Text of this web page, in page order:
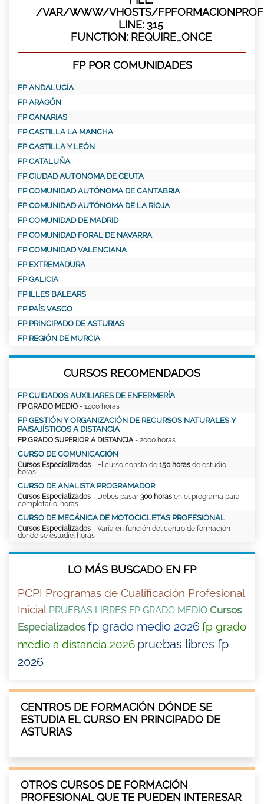
/VAR/WWW/VHOSTS/
LINE: 315
FUNCTION: REQUIRE_ONCE
FP POR COMUNIDADES
FP ANDALUCÍA
FP ARAGÓN
FP CANARIAS
FP CASTILLA LA MANCHA
FP CASTILLA Y LEÓN
FP CATALUÑA
FP CIUDAD AUTONOMA DE CEUTA
FP COMUNIDAD AUTÓNOMA DE CANTABRIA
FP COMUNIDAD AUTÓNOMA DE LA RIOJA
FP COMUNIDAD DE MADRID
FP COMUNIDAD FORAL DE NAVARRA
FP COMUNIDAD VALENCIANA
FP EXTREMADURA
FP GALICIA
FP ILLES BALEARS
FP PAÍS VASCO
FP PRINCIPADO DE ASTURIAS
FP REGIÓN DE MURCIA
CURSOS RECOMENDADOS
FP CUIDADOS AUXILIARES DE ENFERMERÍA
FP GRADO MEDIO - 1400 horas
FP GESTIÓN Y ORGANIZACIÓN DE RECURSOS NATURALES Y
PAISAJÍSTICOS A DISTANCIA
FP GRADO SUPERIOR A DISTANCIA - 2000 horas
CURSO DE COMUNICACIÓN
Cursos Especializados - El curso consta de 150 horas de estudio.
horas
CURSO DE ANALISTA PROGRAMADOR
Cursos Especializados - Debes pasar 300 horas en el programa para
completarlo. horas
CURSO DE MECÁNICA DE MOTOCICLETAS PROFESIONAL
Cursos Especializados - Varía en función del centro de formación
donde se estudie. horas
LO MÁS BUSCADO EN FP
PCPI Programas de Cualificación Profesional
Inicial PRUEBAS LIBRES FP GRADO MEDIO Cursos
Especializados fp grado medio 2026fp grado
medio a distancia 2026 pruebas libres fp
2026
CENTROS DE FORMACIÓN DÓNDE SE
ESTUDIA EL CURSO EN PRINCIPADO DE
ASTURIAS
OTROS CURSOS DE FORMACIÓN
PROFESIONAL QUE TE PUEDEN INTERESAR